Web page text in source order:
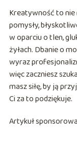
Kreatywność to nie
pomysły,
w oparciu o tlen,
żyłach. Dbanie o
wyraz
więc zaczniesz
masz siłę, by ją
Ci za to podziękuje.
Artykuł